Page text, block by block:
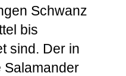
Schwanz
bis
sind. Der in
Salamander